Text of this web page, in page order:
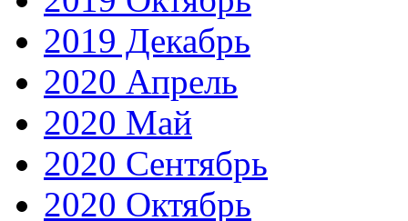
2019 Декабрь
2020 Апрель
2020 Май
2020 Сентябрь
2020 Октябрь